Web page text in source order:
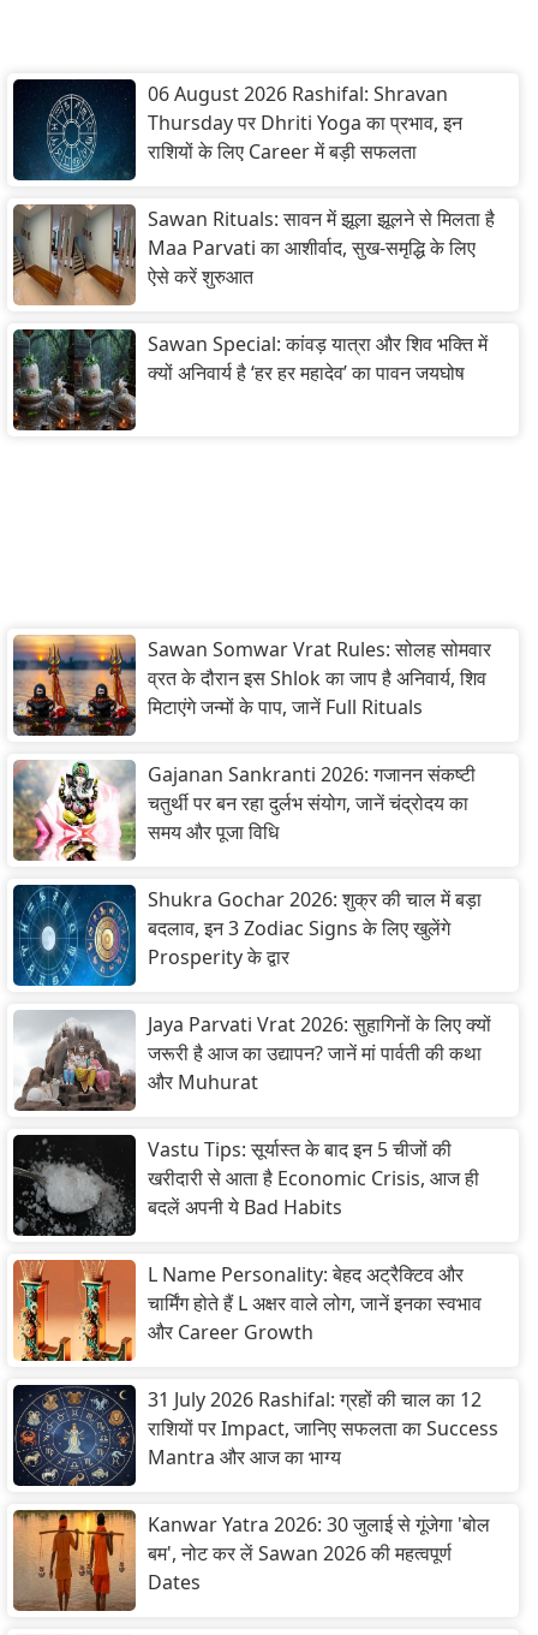
06 August 2026 Rashifal: Shravan
Thursday पर Dhriti Yoga का प्रभाव, इन
राशियों के लिए Career में बड़ी सफलता
Sawan Rituals: सावन में झूला झूलने से मिलता है
Maa Parvati का आशीर्वाद, सुख-समृद्धि के लिए
ऐसे करें शुरुआत
Sawan Special: कांवड़ यात्रा और शिव भक्ति में
क्यों अनिवार्य है ‘हर हर महादेव’ का पावन जयघोष
Sawan Somwar Vrat Rules: सोलह सोमवार
व्रत के दौरान इस Shlok का जाप है अनिवार्य, शिव
मिटाएंगे जन्मों के पाप, जानें Full Rituals
Gajanan Sankranti 2026: गजानन संकष्टी
चतुर्थी पर बन रहा दुर्लभ संयोग, जानें चंद्रोदय का
समय और पूजा विधि
Shukra Gochar 2026: शुक्र की चाल में बड़ा
बदलाव, इन 3 Zodiac Signs के लिए खुलेंगे
Prosperity के द्वार
Jaya Parvati Vrat 2026: सुहागिनों के लिए क्यों
जरूरी है आज का उद्यापन? जानें मां पार्वती की कथा
और Muhurat
Vastu Tips: सूर्यास्त के बाद इन 5 चीजों की
खरीदारी से आता है Economic Crisis, आज ही
बदलें अपनी ये Bad Habits
L Name Personality: बेहद अट्रैक्टिव और
चार्मिंग होते हैं L अक्षर वाले लोग, जानें इनका स्वभाव
और Career Growth
31 July 2026 Rashifal: ग्रहों की चाल का 12
राशियों पर Impact, जानिए सफलता का Success
Mantra और आज का भाग्य
Kanwar Yatra 2026: 30 जुलाई से गूंजेगा 'बोल
बम', नोट कर लें Sawan 2026 की महत्वपूर्ण
Dates